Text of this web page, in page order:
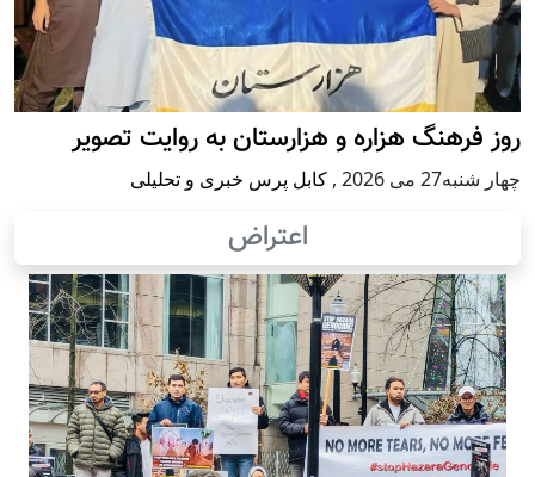
روز فرهنگ هزاره و هزارستان به روایت تصویر
چهار شنبه27 می 2026 , کابل پرس خبری و تحلیلی
اعتراض